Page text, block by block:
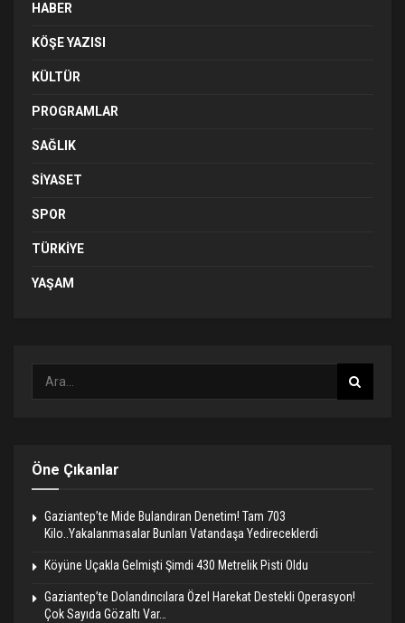
HABER
KÖŞE YAZISI
KÜLTÜR
PROGRAMLAR
SAĞLIK
SIYASET
SPOR
TÜRKIYE
YAŞAM
Öne Çıkanlar
Gaziantep’te Mide Bulandıran Denetim! Tam 703
Kilo..Yakalanmasalar Bunları Vatandaşa Yedireceklerdi
Köyüne Uçakla Gelmişti Şimdi 430 Metrelik Pisti Oldu
Gaziantep’te Dolandırıcılara Özel Harekat Destekli Operasyon!
Çok Sayıda Gözaltı Var…